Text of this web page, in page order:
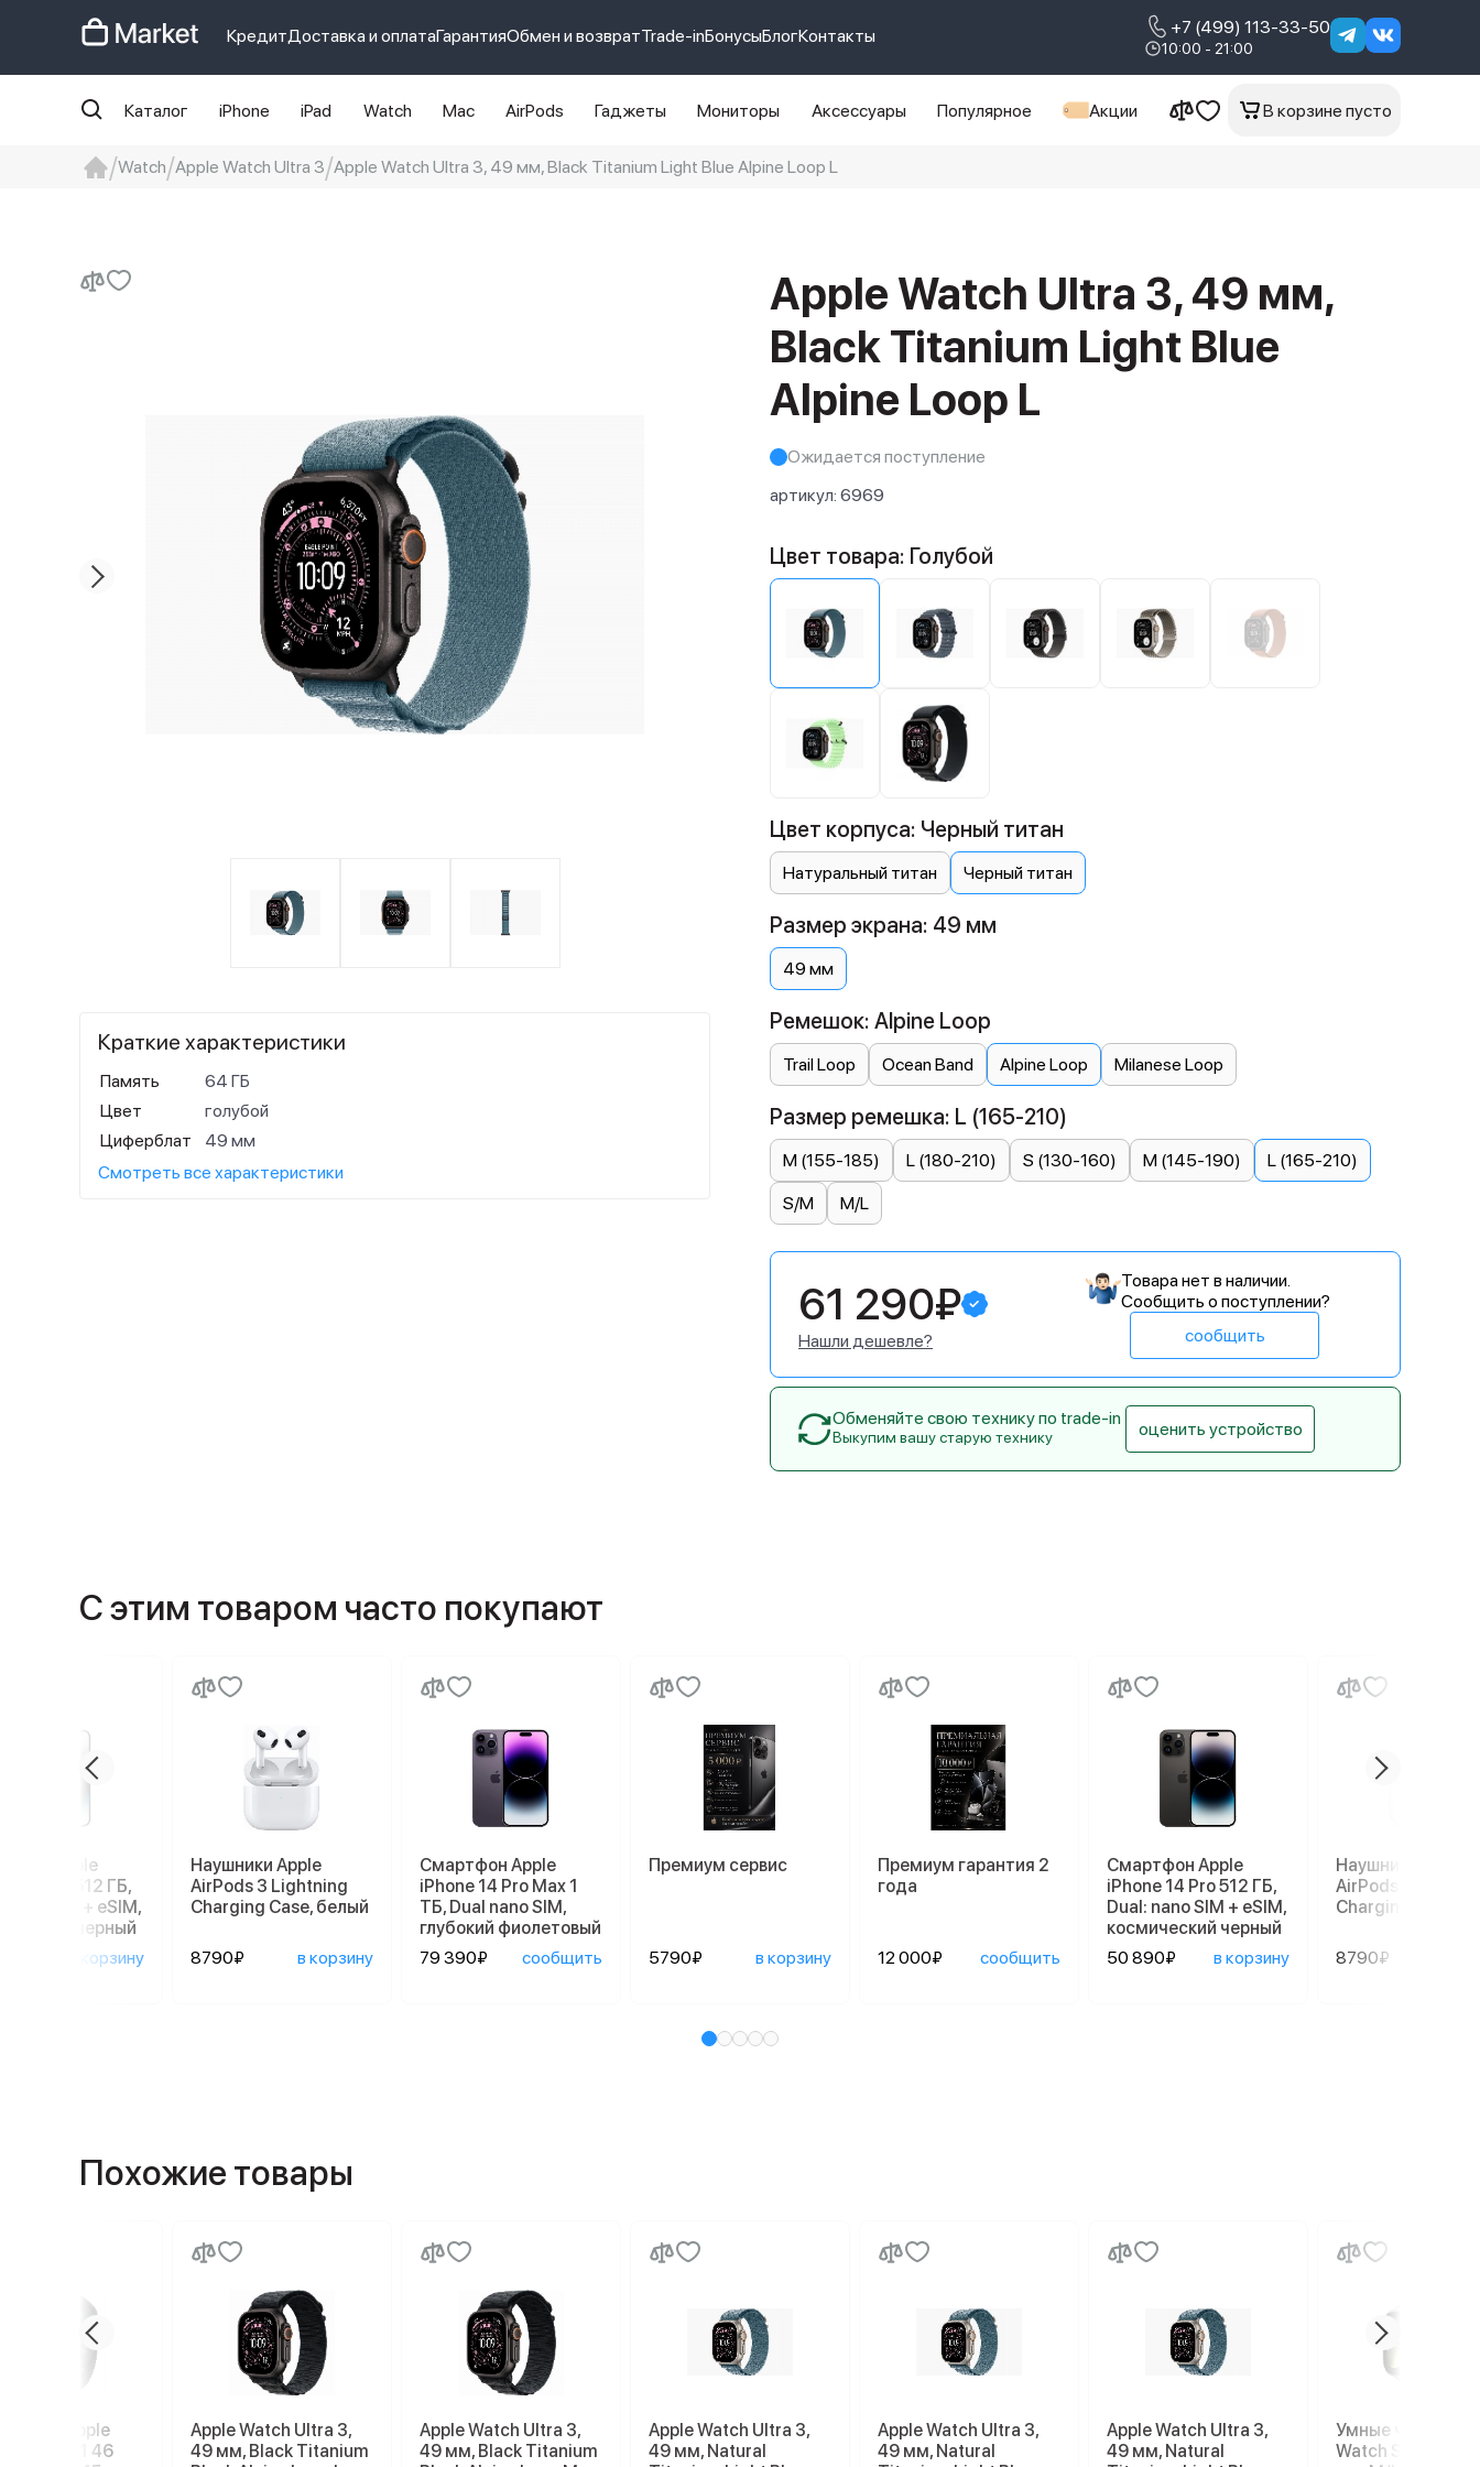
КредитДоставка и оплатаГарантияОбмен и возвратTrade-inБонусыБлогКонтакты +7 (499) 113-33-50
10:00 - 21:00
Каталог iPhone iPad Watch Mac AirPods Гаджеты Мониторы Аксессуары Популярное Акции В корзине пусто
Watch Apple Watch Ultra 3 Apple Watch Ultra 3, 49 мм, Black Titanium Light Blue Alpine Loop L
Apple Watch Ultra 3, 49 мм,
Black Titanium Light Blue
Alpine Loop L
Ожидается поступление
артикул: 6969
Краткие характеристики
Память
64 ГБ
Цвет
голубой
Циферблат
49 мм
Смотреть все характеристики
Цвет товара: Голубой
Цвет корпуса: Черный титан
Натуральный титан Черный титан
Размер экрана: 49 мм
49 мм
Ремешок: Alpine Loop
Trail Loop Ocean Band Alpine Loop Milanese Loop
Размер ремешка: L (165-210)
M (155-185) L (180-210) S (130-160) M (145-190) L (165-210)
S/M M/L
61 290₽
Нашли дешевле?
Товара нет в наличии.
Сообщить о поступлении?
сообщить
Обменяйте свою технику по trade-in
Выкупим вашу старую технику оценить устройство
С этим товаром часто покупают
Apple
14 Pro 512 ГБ,
nano SIM + eSIM,
черный
в корзину
Наушники Apple
AirPods 3 Lightning
Charging Case, белый
8790₽ в корзину
Смартфон Apple
iPhone 14 Pro Max 1
ТБ, Dual nano SIM,
глубокий фиолетовый
79 390₽
сообщить
Премиум сервис
5790₽ в корзину
Премиум гарантия 2
года
12 000₽ сообщить
Смартфон Apple
iPhone 14 Pro 512 ГБ,
Dual: nano SIM + eSIM,
космический черный
50 890₽
в корзину
Наушники Apple
AirPods 3
Charging Case,
8790₽
Похожие товары
часы Apple
Series 11 46
Apple Watch Ultra 3,
49 мм, Black Titanium
Apple Watch Ultra 3,
49 мм, Black Titanium
Apple Watch Ultra 3,
49 мм, Natural
Apple Watch Ultra 3,
49 мм, Natural
Apple Watch Ultra 3,
49 мм, Natural
Умные часы
Watch Series 11